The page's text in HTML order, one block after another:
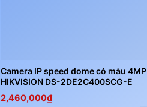
Camera IP speed dome có màu 4MP
HIKVISION DS-2DE2C400SCG-E
2,460,000₫